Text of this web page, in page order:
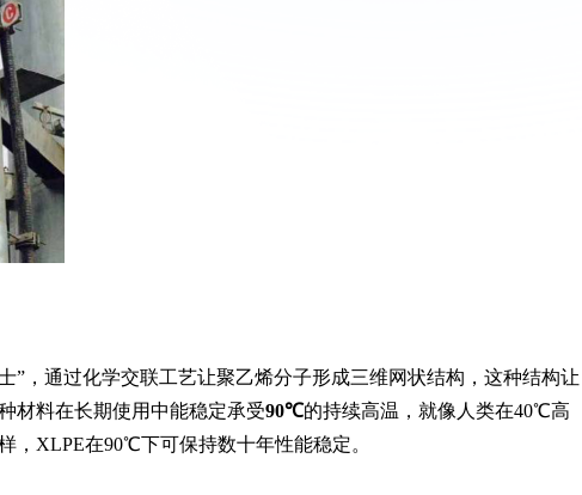
”，通过化学交联工艺让聚乙烯分子形成三维网状结构，这种结构让
材料在长期使用中能稳定承受90℃的持续高温，就像人类在40℃高
，XLPE在90℃下可保持数十年性能稳定。